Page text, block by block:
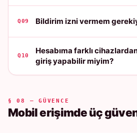
Q09 Bildirim izni vermem
Q10
Hesabıma farklı
giriş yapabilir miyim?
§ 08 — GÜVENCE
Mobil erişimde üç